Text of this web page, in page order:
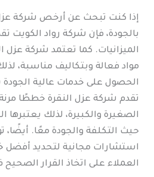
إذا كنت تبحث عن أرخص شركة
بالجودة، فإن شركة رواد الكويت
الميزانيات. كما تعتمد شركة عزل
مواد فعالة وبتكاليف مناسبة،
الحصول على خدمات عالية
تقدم شركة عزل النقرة خططًا
الصغيرة والكبيرة، لذلك يعتبرها
حيث التكلفة والجودة معًا. أيضًا،
استشارات مجانية لتحديد أفضل
العملاء على اتخاذ القرار الصحيح